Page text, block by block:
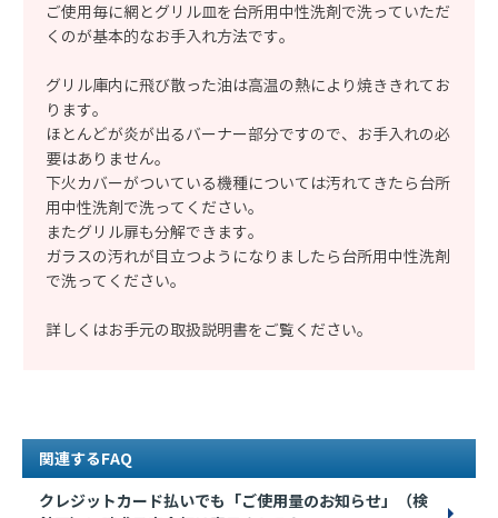
ご使用毎に網とグリル皿を台所用中性洗剤で洗っていただ
くのが基本的なお手入れ方法です。
グリル庫内に飛び散った油は高温の熱により焼ききれてお
ります。
ほとんどが炎が出るバーナー部分ですので、お手入れの必
要はありません。
下火カバーがついている機種については汚れてきたら台所
用中性洗剤で洗ってください。
またグリル扉も分解できます。
ガラスの汚れが目立つようになりましたら台所用中性洗剤
で洗ってください。
詳しくはお手元の取扱説明書をご覧ください。
関連するFAQ
クレジットカード払いでも「ご使用量のお知らせ」（検